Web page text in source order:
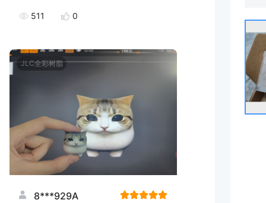
511 0
JLC全彩树脂
8***929A